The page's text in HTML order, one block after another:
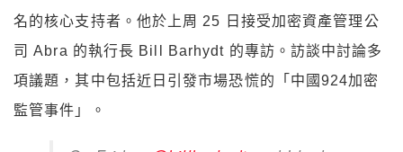
名的核心支持者。他於上周 25 日接受加密資產管理公
司 Abra 的執行長 Bill Barhydt 的專訪。訪談中討論多
項議題，其中包括近日引發市場恐慌的「中國924加密
監管事件」。